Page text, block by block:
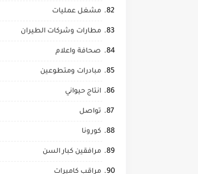
مشغل عمليات
مطارات وشركات الطيران
صحافة واعلام
مبادرات ومتطوعين
انتاج حيواني
تواصل
كورونا
مرافقين كبار السن
مراقب كاميرات